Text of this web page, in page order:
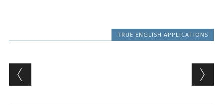
TRUE ENGLISH APPLICATIONS
Post navigation